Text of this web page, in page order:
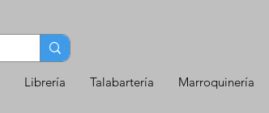
Librería Talabartería Marroquinería